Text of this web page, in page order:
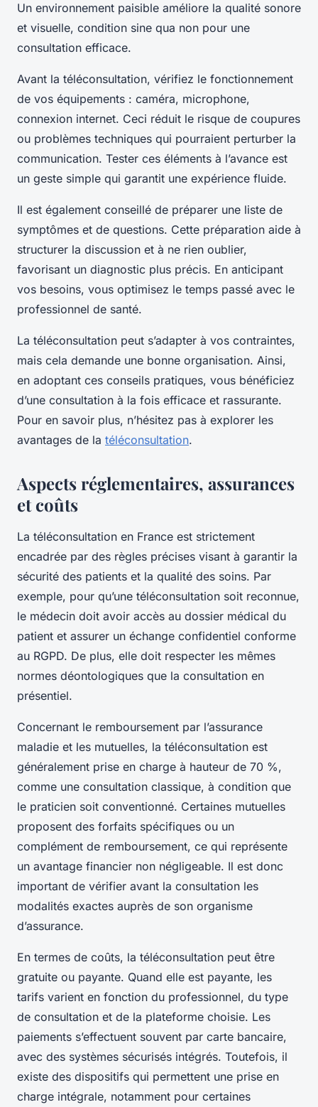
Un environnement paisible améliore la qualité sonore
et visuelle, condition sine qua non pour une
consultation efficace.
Avant la téléconsultation, vérifiez le fonctionnement
de vos équipements : caméra, microphone,
connexion internet. Ceci réduit le risque de coupures
ou problèmes techniques qui pourraient perturber la
communication. Tester ces éléments à l’avance est
un geste simple qui garantit une expérience fluide.
Il est également conseillé de préparer une liste de
symptômes et de questions. Cette préparation aide à
structurer la discussion et à ne rien oublier,
favorisant un diagnostic plus précis. En anticipant
vos besoins, vous optimisez le temps passé avec le
professionnel de santé.
La téléconsultation peut s’adapter à vos contraintes,
mais cela demande une bonne organisation. Ainsi,
en adoptant ces conseils pratiques, vous bénéficiez
d’une consultation à la fois efficace et rassurante.
Pour en savoir plus, n’hésitez pas à explorer les
avantages de la téléconsultation.
Aspects réglementaires, assurances
et coûts
La téléconsultation en France est strictement
encadrée par des règles précises visant à garantir la
sécurité des patients et la qualité des soins. Par
exemple, pour qu’une téléconsultation soit reconnue,
le médecin doit avoir accès au dossier médical du
patient et assurer un échange confidentiel conforme
au RGPD. De plus, elle doit respecter les mêmes
normes déontologiques que la consultation en
présentiel.
Concernant le remboursement par l’assurance
maladie et les mutuelles, la téléconsultation est
généralement prise en charge à hauteur de 70 %,
comme une consultation classique, à condition que
le praticien soit conventionné. Certaines mutuelles
proposent des forfaits spécifiques ou un
complément de remboursement, ce qui représente
un avantage financier non négligeable. Il est donc
important de vérifier avant la consultation les
modalités exactes auprès de son organisme
d’assurance.
En termes de coûts, la téléconsultation peut être
gratuite ou payante. Quand elle est payante, les
tarifs varient en fonction du professionnel, du type
de consultation et de la plateforme choisie. Les
paiements s’effectuent souvent par carte bancaire,
avec des systèmes sécurisés intégrés. Toutefois, il
existe des dispositifs qui permettent une prise en
charge intégrale, notamment pour certaines